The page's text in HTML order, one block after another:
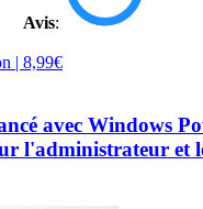
Avis:
| 8,99€
avec Windows
l'administrateur et